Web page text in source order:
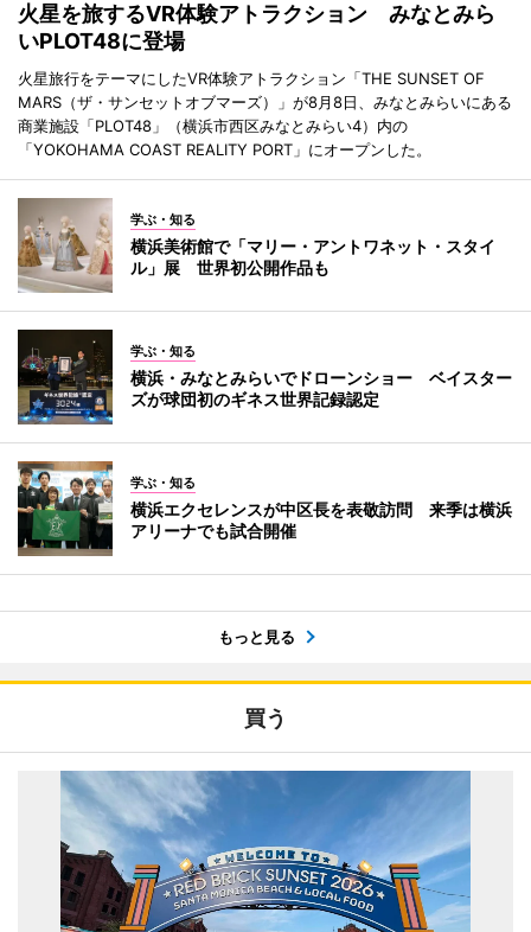
火星を旅するVR体験アトラクション みなとみら
いPLOT48に登場
火星旅行をテーマにしたVR体験アトラクション「THE SUNSET OF
MARS（ザ・サンセットオブマーズ）」が8月8日、みなとみらいにある
商業施設「PLOT48」（横浜市西区みなとみらい4）内の
「YOKOHAMA COAST REALITY PORT」にオープンした。
学ぶ・知る
横浜美術館で「マリー・アントワネット・スタイ
ル」展 世界初公開作品も
学ぶ・知る
横浜・みなとみらいでドローンショー ベイスター
ズが球団初のギネス世界記録認定
学ぶ・知る
横浜エクセレンスが中区長を表敬訪問 来季は横浜
アリーナでも試合開催
もっと見る
買う